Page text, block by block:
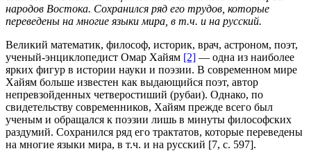
народов Востока. Сохранился ряд его трудов, которые
переведены на многие языки мира, в т.ч. и на русский.
Великий математик, философ, историк, врач, астроном, поэт,
ученый-энциклопедист Омар Хайям [2] — одна из наиболее
ярких фигур в ис­тории науки и поэзии. В современном мире
Ха­йям больше известен как выдающийся поэт, ав­тор
непревзойденных четверостиший (рубаи). Однако, по
свидетельству современников, Хайям прежде всего был
ученым и обращался к по­эзии лишь в минуты философских
раздумий. Сохранился ряд его трактатов, которые переве­дены
на многие языки мира, в т.ч. и на русский [7, с. 597].